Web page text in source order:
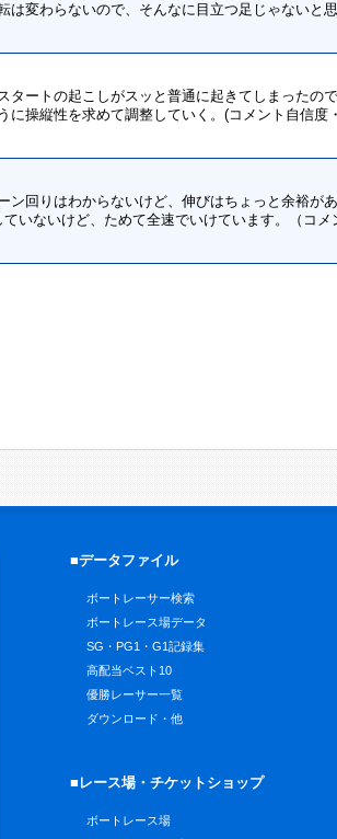
は変わらないので、そんなに目立つ足じゃない
タートの起こしがスッと普通に起きてしまったの
に操縦性を求めて調整していく。(コメント自信
ン回りはわからないけど、伸びはちょっと余裕が
ていないけど、ためて全速でいけています。（コ
■データファイル
ボートレーサー検索
ボートレース場データ
SG・PG1・G1記録集
高配当ベスト10
優勝レーサー一覧
ダウンロード・他
■レース場・チケットショップ
ボートレース場